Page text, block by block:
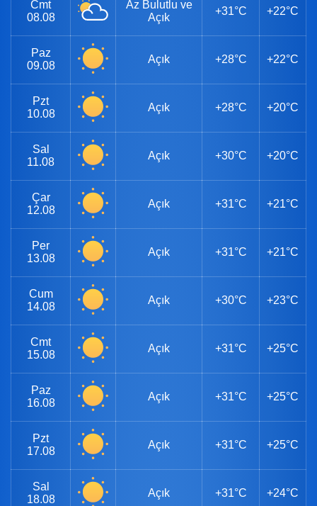
Cmt
08.08
Az Bulutlu ve
Açık
+31°C +22°C
Paz
09.08
Açık +28°C +22°C
Pzt
10.08
Açık +28°C +20°C
Sal
11.08
Açık +30°C +20°C
Çar
12.08
Açık +31°C +21°C
Per
13.08
Açık +31°C +21°C
Cum
14.08
Açık +30°C +23°C
Cmt
15.08
Açık +31°C +25°C
Paz
16.08
Açık +31°C +25°C
Pzt
17.08
Açık +31°C +25°C
Sal
18.08
Açık +31°C +24°C